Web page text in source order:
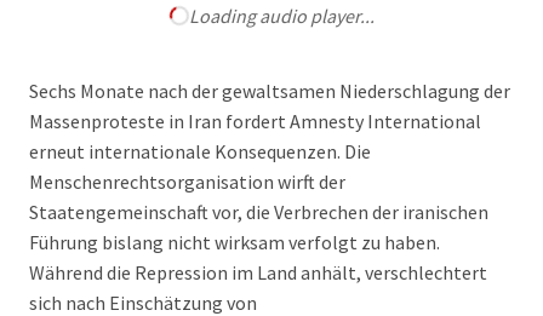
Loading audio player...
Sechs Monate nach der gewaltsamen Niederschlagung der
Massenproteste in Iran fordert Amnesty International
erneut internationale Konsequenzen. Die
Menschenrechtsorganisation wirft der
Staatengemeinschaft vor, die Verbrechen der iranischen
Führung bislang nicht wirksam verfolgt zu haben.
Während die Repression im Land anhält, verschlechtert
sich nach Einschätzung von